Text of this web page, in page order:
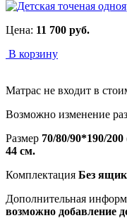
Цена: 11 700 руб.
В корзину
Матрас не входит в
Возможно изменение
Размер 70/80/90*190/
44 см.
Комплектация Без
Дополнительная
возможно добавление